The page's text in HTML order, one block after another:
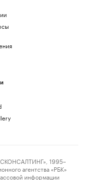
1995–
агентства «РБК»
информации